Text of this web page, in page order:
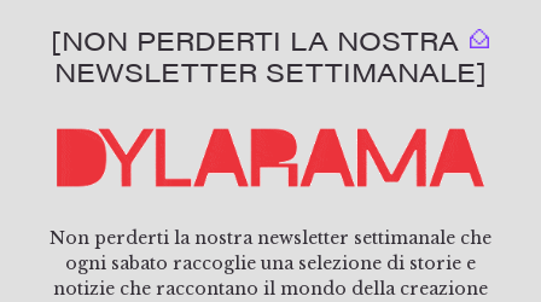
[NON PERDERTI LA NOSTRA
NEWSLETTER SETTIMANALE]
Non perderti la nostra newsletter settimanale che
ogni sabato raccoglie una selezione di storie e
notizie che raccontano il mondo della creazione